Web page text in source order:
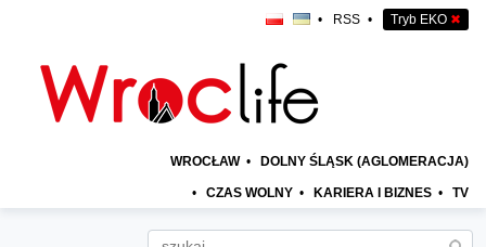
• RSS • Tryb EKO ✖
WROCŁAW • DOLNY ŚLĄSK (AGLOMERACJA)
• CZAS WOLNY • KARIERA I BIZNES • TV